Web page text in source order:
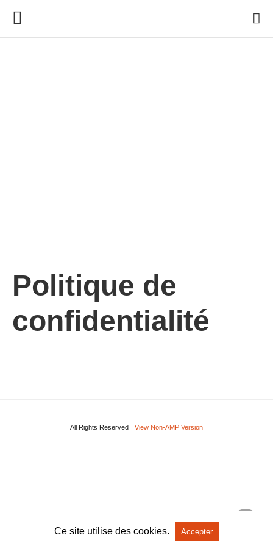
Politique de
confidentialité
All Rights Reserved View Non-AMP Version
Ce site utilise des cookies. Accepter